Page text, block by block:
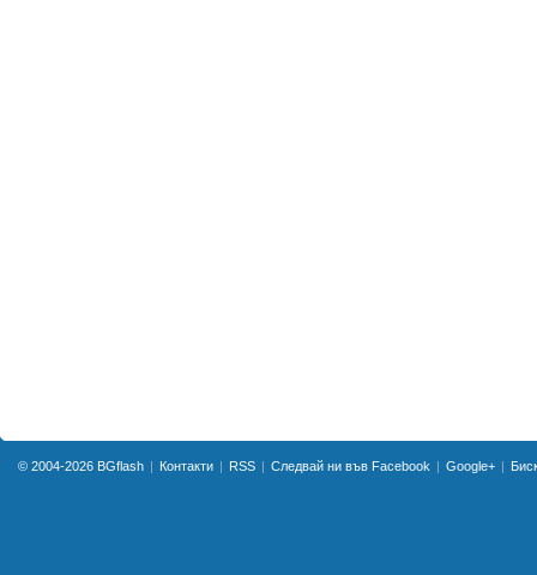
© 2004-2026 BGflash Контакти RSS Следвай ни във Facebook Google+